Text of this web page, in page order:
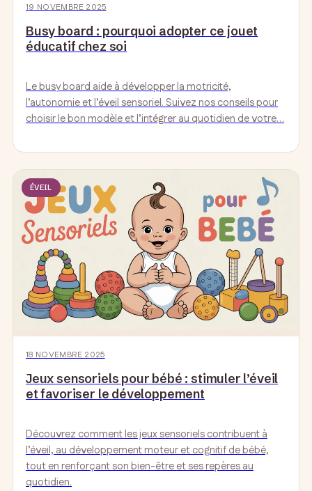
Busy board : pourquoi adopter ce jouet
éducatif chez soi
19 NOVEMBRE 2025
Le busy board aide à développer la motricité,
l’autonomie et l’éveil sensoriel. Suivez nos conseils pour
choisir le bon modèle et l’intégrer au quotidien de votre…
ÉVEIL
Jeux sensoriels pour bébé : stimuler l’éveil
et favoriser le développement
18 NOVEMBRE 2025
Découvrez comment les jeux sensoriels contribuent à
l’éveil, au développement moteur et cognitif de bébé,
tout en renforçant son bien-être et ses repères au
quotidien.